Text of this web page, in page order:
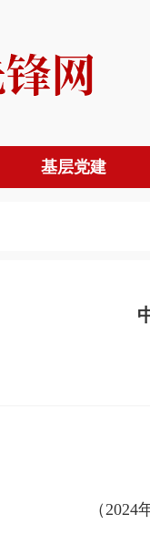
基层党建
（